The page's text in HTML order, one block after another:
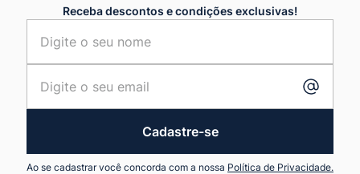
Receba descontos e condições exclusivas!
Cadastre-se
Ao se cadastrar você concorda com a nossa Política de Privacidade.